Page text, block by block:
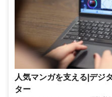
人気マンガを支える|デジ
ター